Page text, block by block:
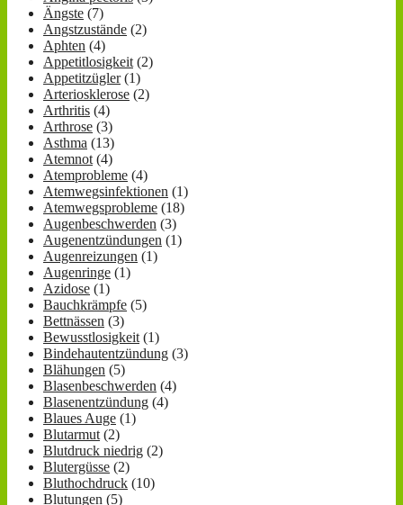
Ängste (7)
Angstzustände (2)
Aphten (4)
Appetitlosigkeit (2)
Appetitzügler(1)
Arteriosklerose (2)
Arthritis (4)
Arthrose (3)
Asthma (13)
Atemnot (4)
Atemprobleme (4)
Atemwegsinfektionen (1)
Atemwegsprobleme (18)
Augenbeschwerden (3)
Augenentzündungen (1)
Augenreizungen (1)
Augenringe (1)
Azidose (1)
Bauchkrämpfe (5)
Bettnässen (3)
Bewusstlosigkeit (1)
Bindehautentzündung (3)
Blähungen (5)
Blasenbeschwerden (4)
Blasenentzündung (4)
Blaues Auge (1)
Blutarmut (2)
Blutdruck niedrig (2)
Blutergüsse (2)
Bluthochdruck (10)
Blutungen (5)